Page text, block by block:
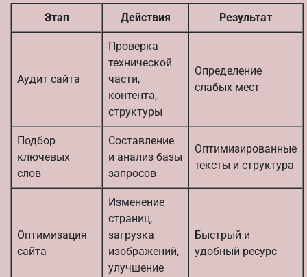
Этап Действия Результат
Аудит сайта
Проверка
технической
части,
контента,
структуры
Определение
слабых мест
Подбор
ключевых
слов
Составление
и анализ базы
запросов
Оптимизированные
тексты и структура
Оптимизация
сайта
Изменение
страниц,
загрузка
изображений,
улучшение
Быстрый и
удобный ресурс